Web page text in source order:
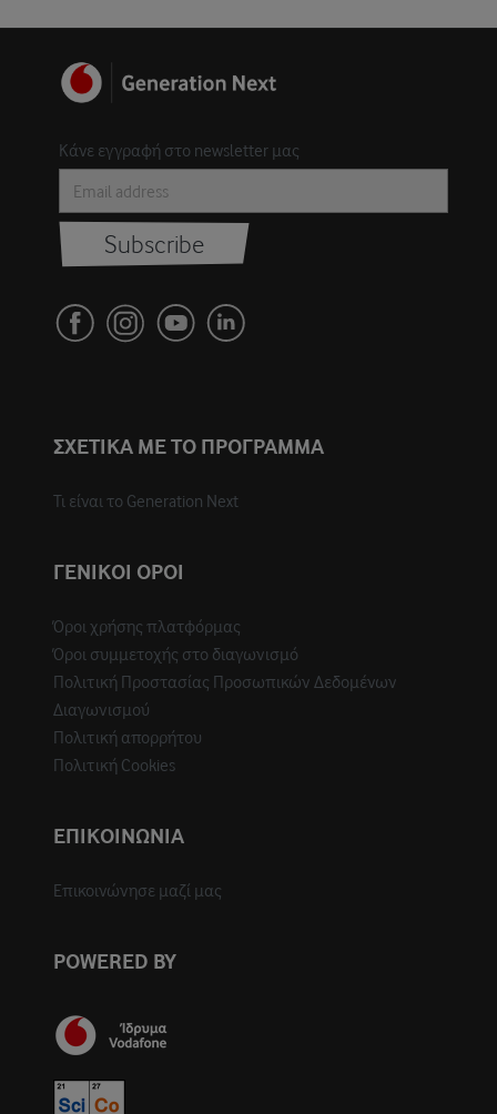
Κάνε εγγραφή στο newsletter μας
ΣΧΕΤΙΚΑ ΜΕ ΤΟ ΠΡΟΓΡΑΜΜΑ
Τι είναι το Generation Next
ΓΕΝΙΚΟΙ ΟΡΟΙ
Όροι χρήσης πλατφόρμας
Όροι συμμετοχής στο διαγωνισμό
Πολιτική Προστασίας Προσωπικών Δεδομένων
Διαγωνισμού
Πολιτική απορρήτου
Πολιτική Cookies
ΕΠΙΚΟΙΝΩΝΙΑ
Επικοινώνησε μαζί μας
POWERED BY